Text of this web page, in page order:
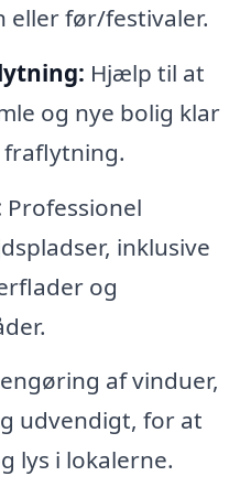
før/festivaler.
Hjælp til at
og nye bolig klar
Professionel
inklusive
og
af vinduer,
udvendigt, for at
lys i lokalerne.